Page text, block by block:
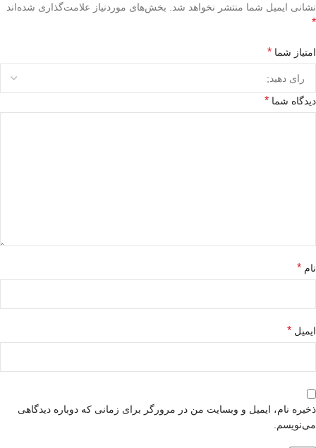
نشانی ایمیل شما منتشر نخواهد شد. بخش‌های موردنیاز علامت‌گذاری شده‌اند
*
امتیاز شما *
دیدگاه شما *
نام *
ایمیل *
ذخیره نام، ایمیل و وبسایت من در مرورگر برای زمانی که دوباره دیدگاهی
می‌نویسم.